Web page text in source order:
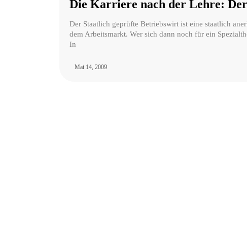
Die Karriere nach der Lehre:
Der Staatlich geprüfte Betriebswirt ist eine staatlich
dem Arbeitsmarkt. Wer sich dann noch für ein
In
Mai 14, 2009